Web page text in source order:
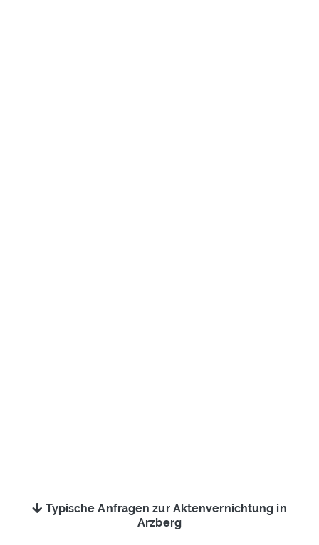
Typische Anfragen zur Aktenvernichtung in
Arzberg